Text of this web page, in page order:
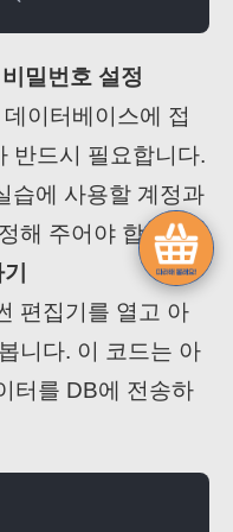
밀번호 설정
이터베이스에 접
반드시 필요합니다.
습에 사용할 계정과
해 주어야 합니다.
편집기를 열고 아
니다. 이 코드는 아
터를 DB에 전송하